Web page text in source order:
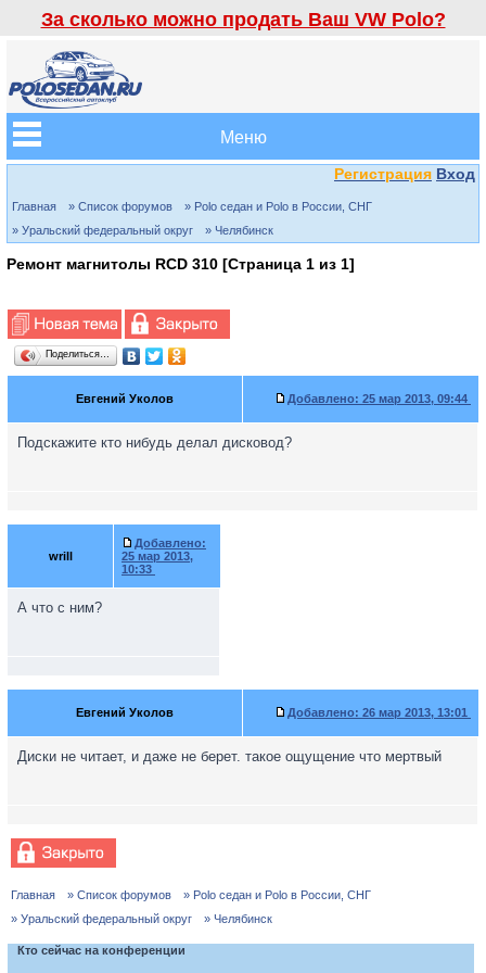
За сколько можно продать Ваш VW Polo?
Меню
Регистрация Вход
Главная » Список форумов
» Polo седан и Polo в России, СНГ
» Уральский федеральный округ
» Челябинск
Ремонт магнитолы RCD 310 [Страница 1 из 1]
Поделиться…
Евгений Уколов Добавлено: 25 мар 2013, 09:44
Подскажите кто нибудь делал дисковод?
wrill
Добавлено:
25 мар 2013,
10:33
А что с ним?
Евгений Уколов Добавлено: 26 мар 2013, 13:01
Диски не читает, и даже не берет. такое ощущение что мертвый
Главная » Список форумов
» Polo седан и Polo в России, СНГ
» Уральский федеральный округ
» Челябинск
Кто сейчас на конференции